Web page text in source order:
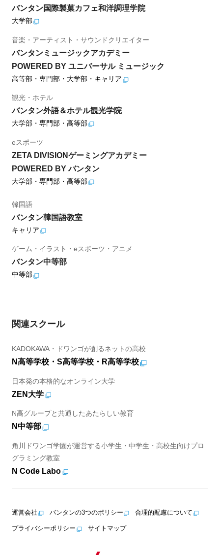
バンタン国際製菓カフェ和洋調理学院
大学部
音楽・アーティスト・サウンドクリエイター
バンタンミュージックアカデミー
POWERED BY ユニバーサル ミュージック
高等部・専門部・大学部・キャリア
観光・ホテル
バンタン外語＆ホテル観光学院
大学部・専門部・高等部
eスポーツ
ZETA DIVISIONゲーミングアカデミー
POWERED BY バンタン
大学部・専門部・高等部
韓国語
バンタン韓国語教室
キャリア
ゲーム・イラスト・eスポーツ・アニメ
バンタン中等部
中等部
関連スクール
KADOKAWA・ドワンゴが創るネットの高校
N高等学校・S高等学校・R高等学校
日本発の本格的なオンライン大学
ZEN大学
N高グループと共通したあたらしい教育
N中等部
角川ドワンゴ学園が運営する小学生・中学生・高校生向けプロ
グラミング教室
N Code Labo
運営会社 バンタンの3つのポリシー 合理的配慮について
プライバシーポリシー サイトマップ